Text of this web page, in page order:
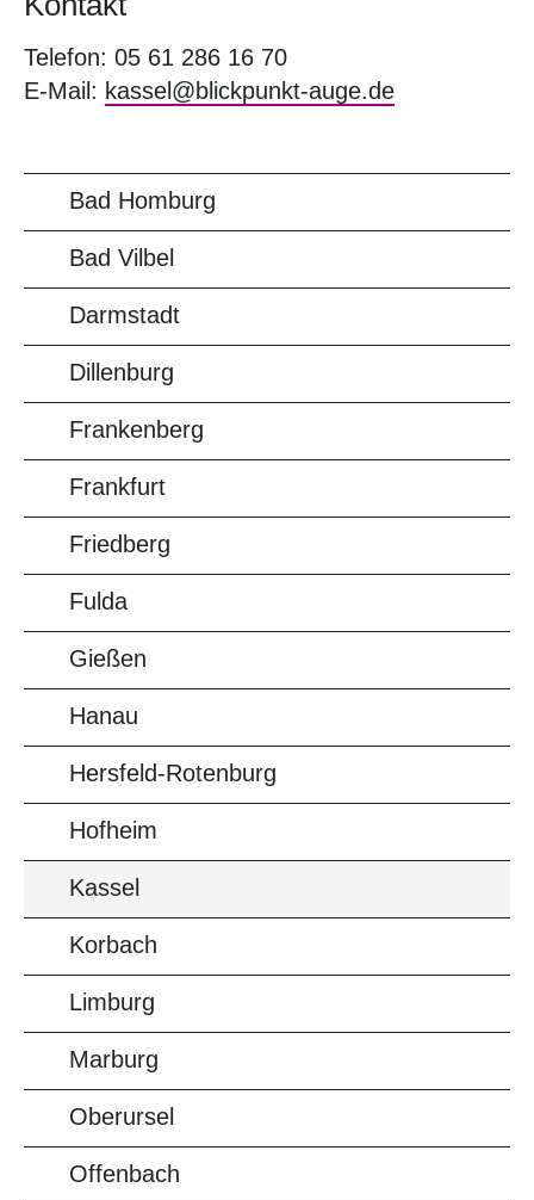
Telefon: 05 61 286 16 70
E-Mail: kassel@blickpunkt-auge.de
Bad Homburg
Bad Vilbel
Darmstadt
Dillenburg
Frankenberg
Frankfurt
Friedberg
Fulda
Gießen
Hanau
Hersfeld-Rotenburg
Hofheim
Kassel
Korbach
Limburg
Marburg
Oberursel
Offenbach